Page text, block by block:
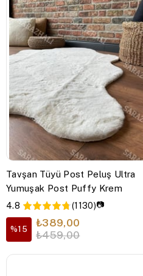
Tavşan Tüyü Post Peluş Ultra
Yumuşak Post Puffy Krem
4.8 (1130)📷
%15
₺389,00
₺459,00